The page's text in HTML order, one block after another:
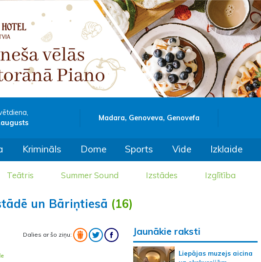
Madara, Genoveva, Genovefa
Krimināls Dome Sports Vide Izklaide
Teātris Summer Sound Izstādes Izglītība
un Bāriņtiesā (16)
Dalies ar šo ziņu: Jaunākie raksti
Liepājas muzejs aicina